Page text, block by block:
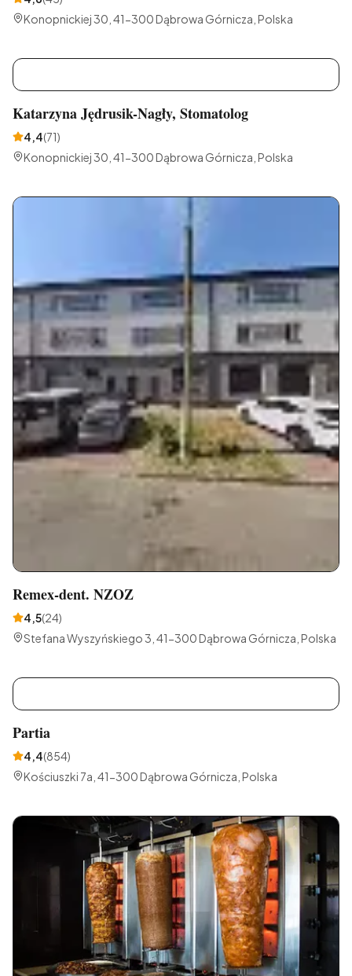
Konopnickiej 30, 41-300 Dąbrowa Górnicza, Polska
Katarzyna Jędrusik-Nagły, Stomatolog
4,4(71)
Konopnickiej 30, 41-300 Dąbrowa Górnicza, Polska
Remex-dent. NZOZ
4,5(24)
Stefana Wyszyńskiego 3, 41-300 Dąbrowa Górnicza, Polska
Partia
4,4(854)
Kościuszki 7a, 41-300 Dąbrowa Górnicza, Polska